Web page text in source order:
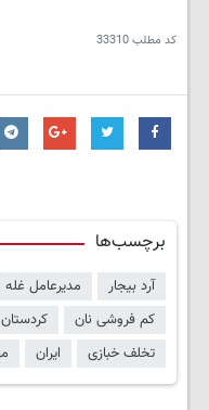
کد مطلب33310
برچسب‌ها
آرد بیجار مدیرعامل غله
کم فروشی نان
کردستان
تخلف خبازی
ایران